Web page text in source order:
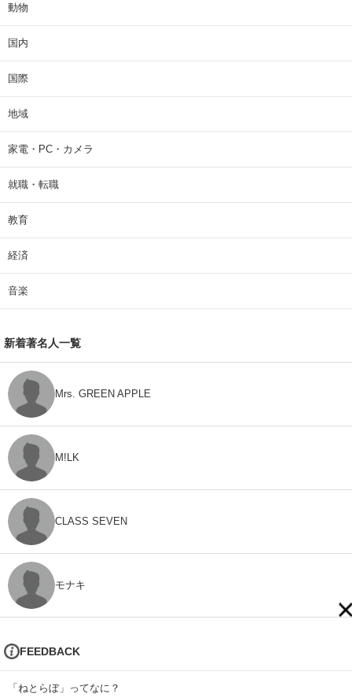
動物
国内
国際
地域
家電・PC・カメラ
就職・転職
教育
経済
音楽
新着著名人一覧
Mrs. GREEN APPLE
M!LK
CLASS SEVEN
モナキ
FEEDBACK
「ねとらぼ」ってなに？